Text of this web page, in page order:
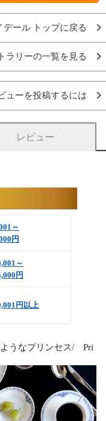
ール トップに戻る
ラリーの一覧を見る
ューを投稿するには
レビュー
～
円
～
円
円以上
うなプリンセス/ Pri